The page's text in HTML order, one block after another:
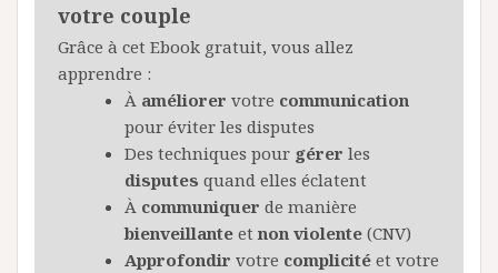
votre couple
Grâce à cet Ebook gratuit, vous allez
apprendre :
À améliorer votre communication
pour éviter les disputes
Des techniques pour gérer les
disputes quand elles éclatent
À communiquer de manière
bienveillante et non violente (CNV)
Approfondir votre complicité et votre